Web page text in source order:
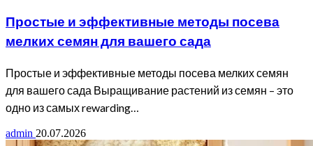
Простые и эффективные методы посева
мелких семян для вашего сада
Простые и эффективные методы посева мелких семян
для вашего сада Выращивание растений из семян – это
одно из самых rewarding…
admin 20.07.2026